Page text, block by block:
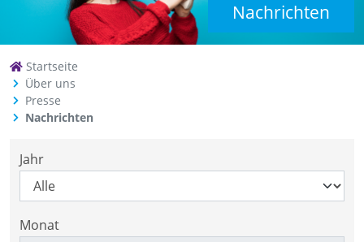
Nachrichten
Startseite
Über uns
Presse
Nachrichten
Jahr
Monat